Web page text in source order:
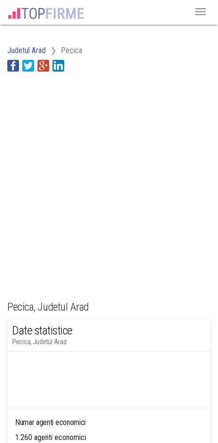
Judetul Arad Pecica
Pecica, Judetul Arad
Date statistice
Pecica, Judetul Arad
Numar agenti economici
1.260 agenti economici